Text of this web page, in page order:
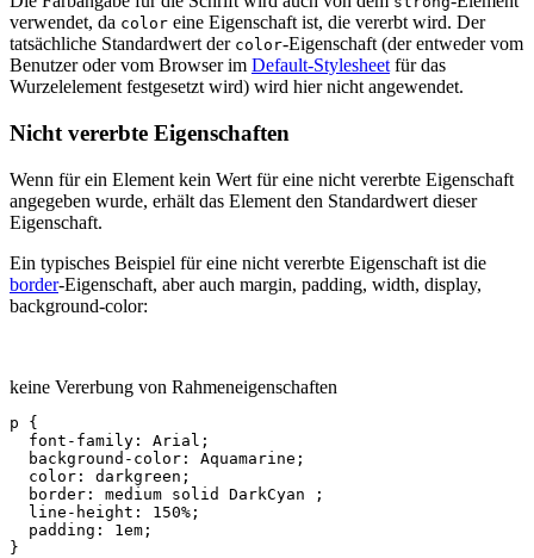
verwendet, da color eine Eigenschaft ist, die vererbt wird. Der
tatsächliche Standardwert der color-Eigenschaft (der entweder vom
Benutzer oder vom Browser im Default-Stylesheet für das
Wurzelelement festgesetzt wird) wird hier nicht angewendet.
Nicht vererbte Eigenschaften
Wenn für ein Element kein Wert für eine nicht vererbte Eigenschaft
angegeben wurde, erhält das Element den Standardwert dieser
Eigenschaft.
Ein typisches Beispiel für eine nicht vererbte Eigenschaft ist die
border-Eigenschaft, aber auch margin, padding, width, display,
background-color:
keine Vererbung von Rahmeneigenschaften
p
{
font-family : Arial ;
background-color : Aquamarine ;
color : darkgreen ;
border : medium solid DarkCyan
;
line-height : 150% ;
padding : 1em ;
}